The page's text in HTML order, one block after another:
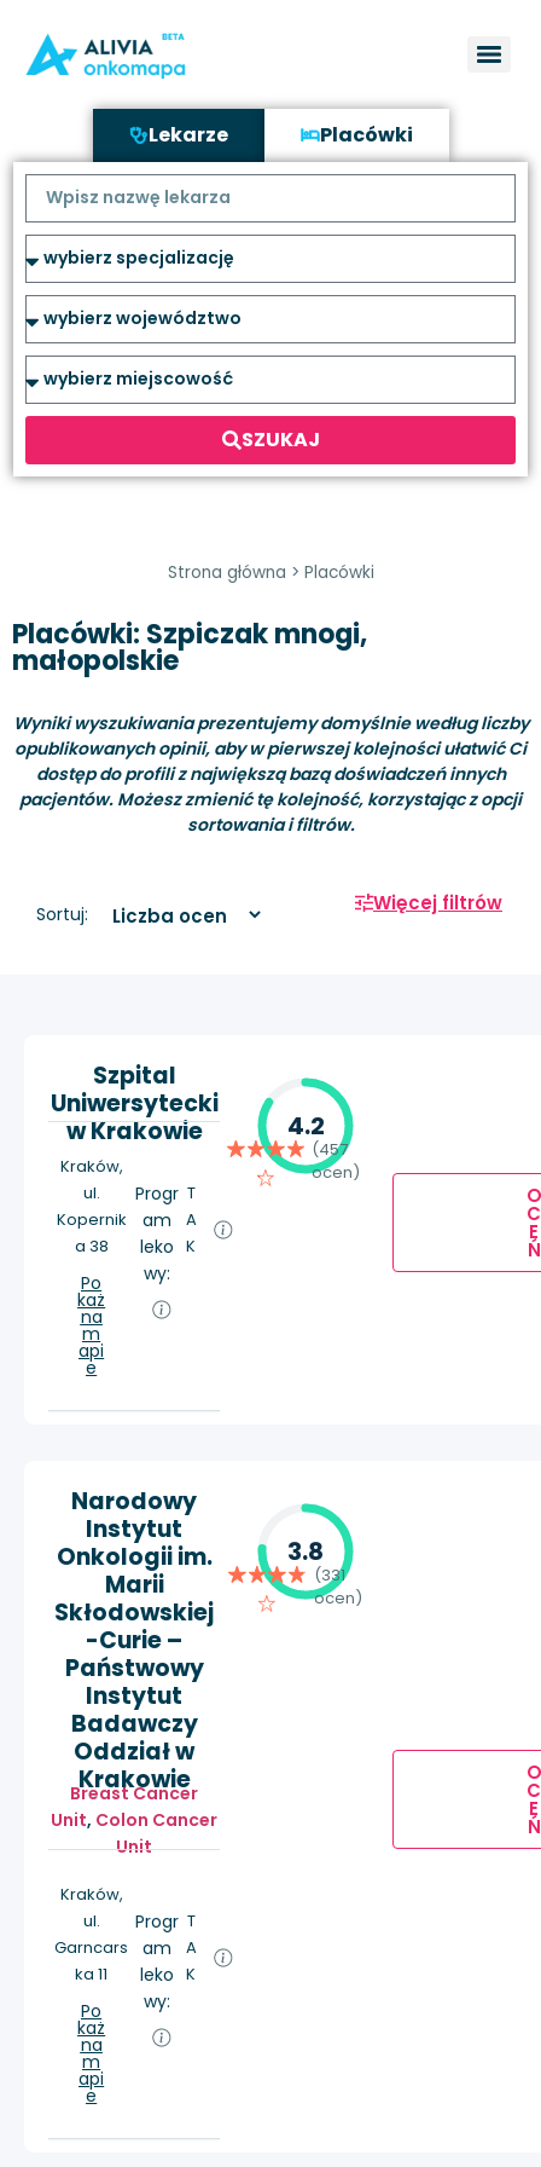
Lekarze Placówki
SZUKAJ
Strona główna > Placówki
Placówki: Szpiczak mnogi,
małopolskie
Wyniki wyszukiwania prezentujemy domyślnie według liczby
opublikowanych opinii, aby w pierwszej kolejności ułatwić Ci
dostęp do profili z największą bazą doświadczeń innych
pacjentów. Możesz zmienić tę kolejność, korzystając z opcji
sortowania i filtrów.
Sortuj: Więcej filtrów
Szpital
Uniwersytecki
w Krakowie
Kraków,
ul.
Kopernik
a 38
Po
każ
na
m
api
e
Progr
am
leko
wy:
T
A
K
4.2
(457
ocen)
O
C
E
Ń
Narodowy
Instytut
Onkologii im.
Marii
Skłodowskiej
-Curie –
Państwowy
Instytut
Badawczy
Oddział w
Krakowie
Breast Cancer
Unit, Colon Cancer
Unit
Kraków,
ul.
Garncars
ka 11
Po
każ
na
m
api
e
Progr
am
leko
wy:
T
A
K
3.8
(331
ocen)
O
C
E
Ń